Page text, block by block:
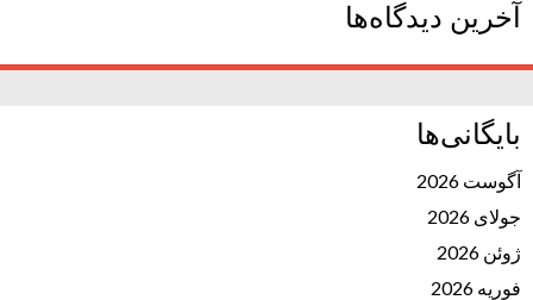
آخرین دیدگاه‌ها
بایگانی‌ها
آگوست 2026
جولای 2026
ژوئن 2026
فوریه 2026